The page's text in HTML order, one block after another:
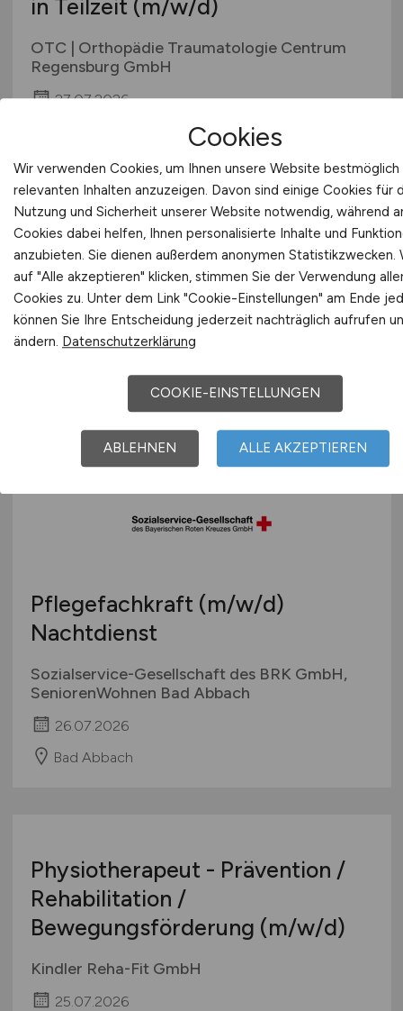
in Teilzeit (m/w/d)
OTC | Orthopädie Traumatologie Centrum
Regensburg GmbH
27.07.2026
Physiotherapeutinnen-/
in Teilzeit(m/w/d)
OTC | Orthopädie Traumatologie Centrum
Regensburg GmbH
Pflegefachkraft (m/w/d)
Nachtdienst
Sozialservice-Gesellschaft des BRK GmbH,
SeniorenWohnen Bad Abbach
26.07.2026
Bad Abbach
Physiotherapeut - Prävention /
Rehabilitation /
Bewegungsförderung (m/w/d)
Kindler Reha-Fit GmbH
25.07.2026
Cookies
Wir verwenden Cookies, um Ihnen unsere Website
relevanten Inhalten anzuzeigen. Davon sind einige Cookies für
Nutzung und Sicherheit unserer Website notwendig, während
Cookies dabei helfen, Ihnen personalisierte Inhalte und
anzubieten. Sie dienen außerdem anonymen Statistikzwecken.
auf "Alle akzeptieren" klicken, stimmen Sie der Verwendung
Cookies zu. Unter dem Link "Cookie-Einstellungen" am Ende
können Sie Ihre Entscheidung jederzeit nachträglich aufrufen
ändern. Datenschutzerklärung
COOKIE-EINSTELLUNGEN
ABLEHNEN ALLE AKZEPTIEREN